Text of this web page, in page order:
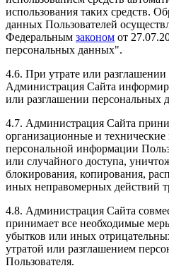
использования таких средств.
данных Пользователей
Федеральным законом от
персональных данных".
4.6. При утрате или
Администрация Сайта
или разглашении персональных
4.7. Администрация Сайта
организационные и
персональной информации
или случайного доступа,
блокирования, копирования,
иных неправомерных действий
4.8. Администрация Сайта
принимает все необходимые
убытков или иных
утратой или разглашением
Пользователя.